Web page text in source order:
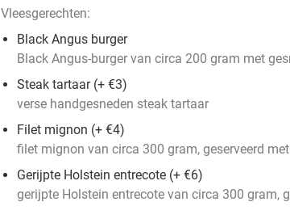
Vleesgerechten:
Black Angus burger
Black Angus-burger van circa 200 gram met
Steak tartaar (+ €3)
verse handgesneden steak tartaar
Filet mignon (+ €4)
filet mignon van circa 300 gram, geserveerd
Gerijpte Holstein entrecote (+ €6)
gerijpte Holstein entrecote van circa 300 gram,